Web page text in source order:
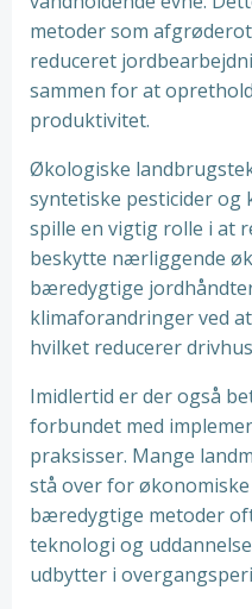
metoder som
reduceret
sammen for at
produktivitet.
Økologiske
syntetiske pesticider og
spille en vigtig rolle i at
beskytte nærliggende
bæredygtige
klimaforandringer ved
hvilket reducerer
Imidlertid er der også
forbundet med
praksisser. Mange
stå over for
bæredygtige metoder
teknologi og
udbytter i